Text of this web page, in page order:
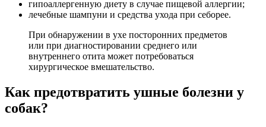
гипоаллергенную диету в случае пищевой аллергии;
лечебные шампуни и средства ухода при себорее.
При обнаружении в ухе посторонних предметов
или при диагностировании среднего или
внутреннего отита может потребоваться
хирургическое вмешательство.
Как предотвратить ушные болезни у
собак?